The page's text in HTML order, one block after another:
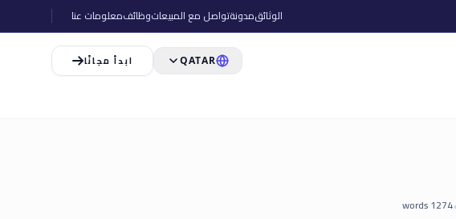
الوثائقمدونةتواصل مع المبيعاتوظائفمعلومات عنا
QATAR ابدأ مجانًا
1274